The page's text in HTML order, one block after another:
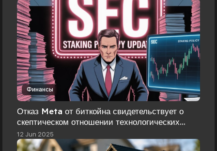
Финансы
Отказ Meta от биткойна свидетельствует о
скептическом отношении технологических
гигантов
12 Jun 2025